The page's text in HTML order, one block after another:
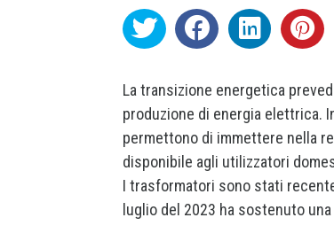
La transizione energetica
produzione di energia elettrica.
permettono di immettere nella
disponibile agli utilizzatori
I trasformatori sono stati
luglio del 2023 ha sostenuto